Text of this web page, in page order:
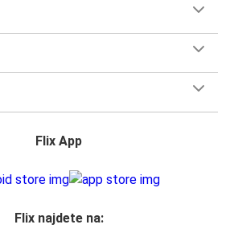
Flix App
Flix najdete na: